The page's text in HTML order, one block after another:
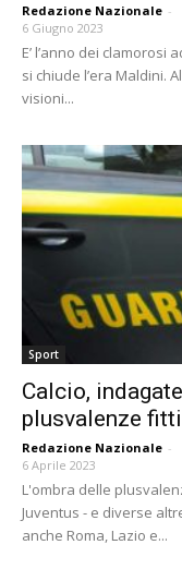
Redazione Nazionale -
6 Giugno 2023
E’ l’anno dei
si chiude l’era Maldini.
visioni...
Sport
Calcio,
plusvalenze
Redazione Nazionale -
6 Aprile 2023
L'ombra delle
Juventus - e diverse
anche Roma, Lazio e...